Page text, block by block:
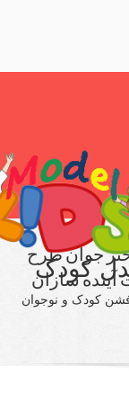
و نوجوان
جوان طرح
سازان